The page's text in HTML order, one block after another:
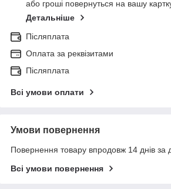
або гроші повернуться на вашу
Детальніше
Післяплата
Оплата за реквізитами
Післяплата
Всі умови оплати
Умови повернення
Повернення товару впродовж 14 днів за
Всі умови повернення